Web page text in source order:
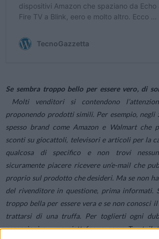
Se sembra troppo bello per essere vero, di
Molti venditori si contendono
proponendo prodotti simili. Per esempio,
spesso brand come Amazon e Walmart che
sconti su giocattoli, televisori e articoli per la
qualcosa di specifico e non trovi
sicuramente piacere ricevere un’e-mail che
proprio sul prodotto che desideri. Ma se non
del rivenditore in questione, prima informati.
troppo bella per essere vera e se non conosci
trattarsi di una truffa. Per toglierti ogni
recensioni su una piattaforma come